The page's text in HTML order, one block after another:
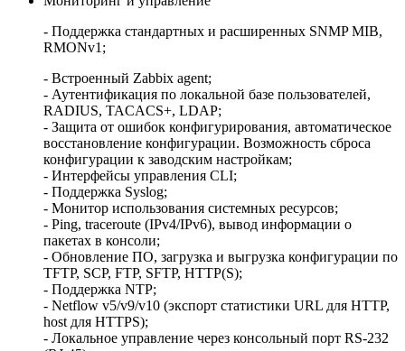
- Поддержка стандартных и расширенных SNMP MIB,
RMONv1;
- Встроенный Zabbix agent;
- Аутентификация по локальной базе пользователей,
RADIUS, TACACS+, LDAP;
- Защита от ошибок конфигурирования, автоматическое
восстановление конфигурации. Возможность сброса
конфигурации к заводским настройкам;
- Интерфейсы управления CLI;
- Поддержка Syslog;
- Монитор использования системных ресурсов;
- Ping, traceroute (IPv4/IPv6), вывод информации о
пакетах в консоли;
- Обновление ПО, загрузка и выгрузка конфигурации по
TFTP, SCP, FTP, SFTP, HTTP(S);
- Поддержка NTP;
- Netflow v5/v9/v10 (экспорт статистики URL для HTTP,
host для HTTPS);
- Локальное управление через консольный порт RS-232